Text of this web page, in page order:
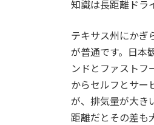
知識は長距離ドラ
テキサス州にかぎ
が普通です。日本
ンドとファストフ
からセルフとサー
が、排気量が大き
距離だとその差も